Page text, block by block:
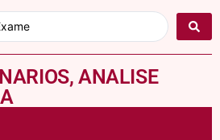
ANALISE